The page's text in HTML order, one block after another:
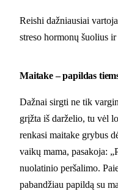
Reishi dažniausiai
streso hormonų šuolius
Maitake – papildas
Dažnai sirgti ne tik
grįžta iš darželio, tu vėl
renkasi maitake grybus
vaikų mama, pasakoja:
nuolatinio peršalimo.
pabandžiau papildą su